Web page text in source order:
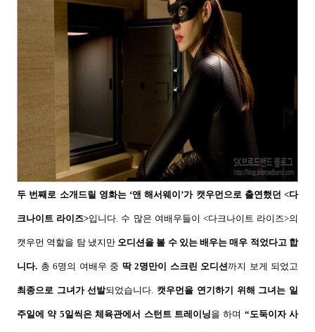
두 번째로 소개드릴 영화는 ‘앤 해서웨이’가 캣우먼으로 출연했던 <다
크나이트 라이즈>입니다. 수 많은 여배우들이 <다크나이트 라이즈>의
캣우먼 역할을 탐 냈지만 오디션을 볼 수 있는 배우는 매우 적었다고 합
니다. 총 6명의 여배우 중 딱2명만이 스크린 오디션까지 보게 되었고
최종으로 그녀가 선발되었습니다. 캣우먼을 연기하기 위해 그녀는 일
주일에 약5일씩은 체육관에서 스턴트 트레이닝을 하며 “도둑이자 사